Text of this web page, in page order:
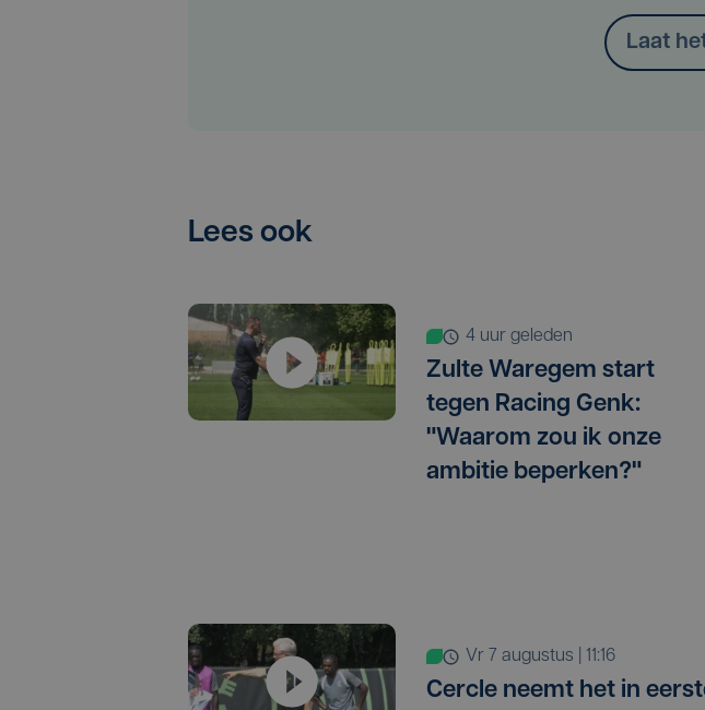
Laat
Lees ook
4 uur geleden
Zulte Waregem start
tegen Racing Genk:
"Waarom zou ik onze
ambitie beperken?"
vr 7 augustus | 11:16
Cercle neemt het in